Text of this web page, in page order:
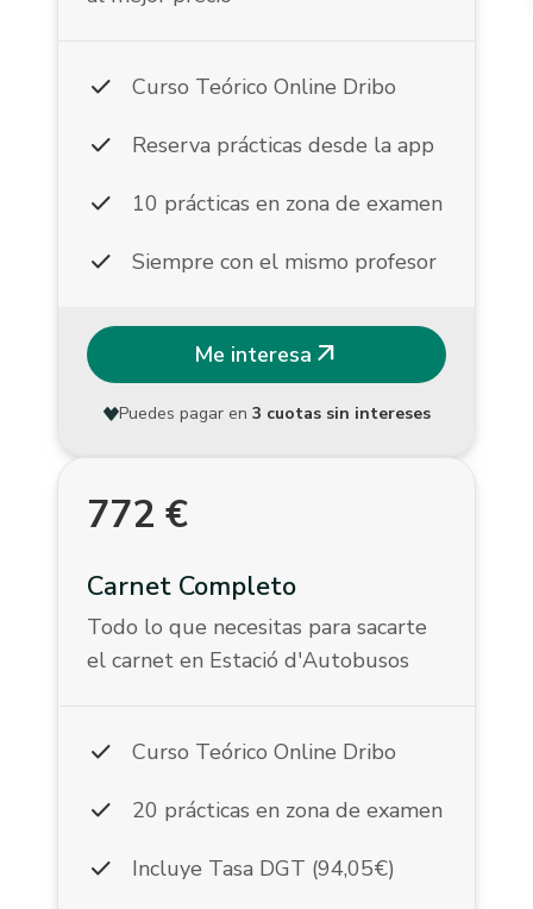
check Curso Teórico Online Dribo
check Reserva prácticas desde la app
check 10 prácticas en zona de examen
check Siempre con el mismo profesor
Me interesa arrow_outward
Puedes pagar en 3 cuotas sin intereses
772 €
Carnet Completo
Todo lo que necesitas para sacarte
el carnet en Estació d'Autobusos
check Curso Teórico Online Dribo
check 20 prácticas en zona de examen
check Incluye Tasa DGT (94,05€)